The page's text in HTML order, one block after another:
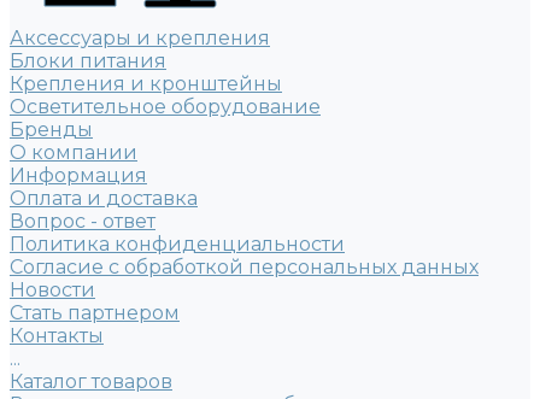
Аксессуары и крепления
Блоки питания
Крепления и кронштейны
Осветительное оборудование
Бренды
О компании
Информация
Оплата и доставка
Вопрос - ответ
Политика конфиденциальности
Согласие с обработкой персональных данных
Новости
Стать партнером
Контакты
...
Каталог товаров